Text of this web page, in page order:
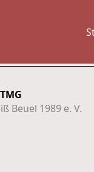
Beuel 1989 e. V.